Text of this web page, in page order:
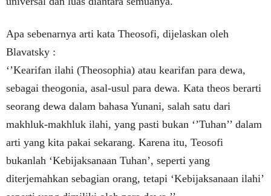
Apa sebenarnya arti kata Theosofi, dijelaskan oleh
Blavatsky :
‘’Kearifan ilahi (Theosophia) atau kearifan para dewa,
sebagai theogonia, asal-usul para dewa. Kata theos berarti
seorang dewa dalam bahasa Yunani, salah satu dari
makhluk-makhluk ilahi, yang pasti bukan ‘’Tuhan’’ dalam
arti yang kita pakai sekarang. Karena itu, Teosofi
bukanlah ‘Kebijaksanaan Tuhan’, seperti yang
diterjemahkan sebagian orang, tetapi ‘Kebijaksanaan ilahi’